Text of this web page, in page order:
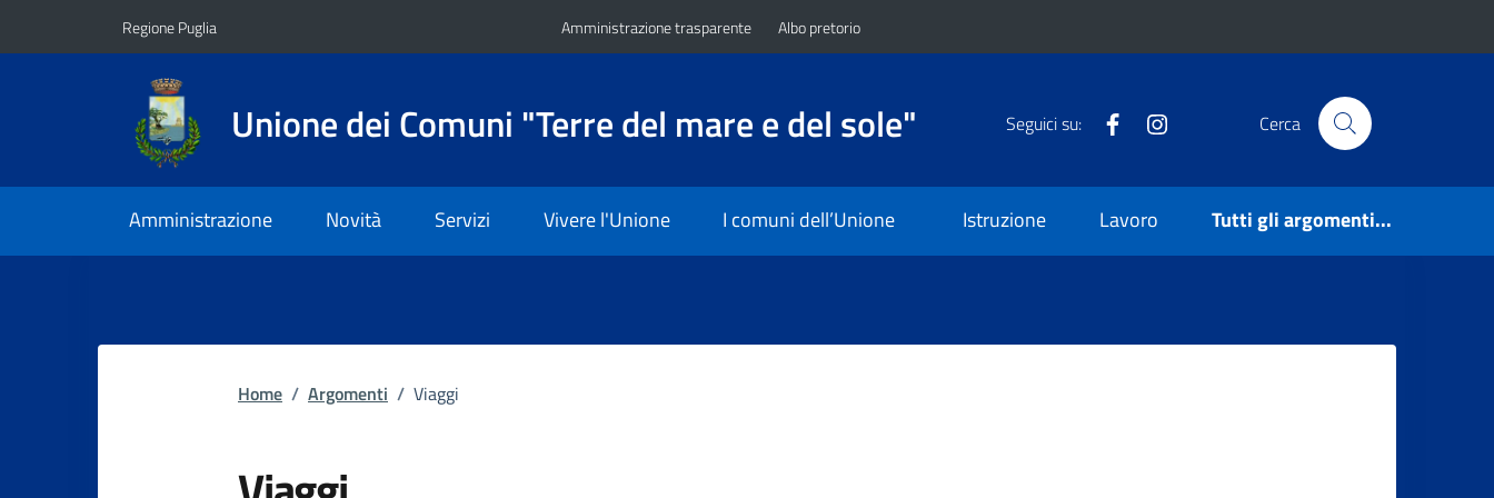
Regione Puglia Amministrazione trasparente Albo pretorio
Unione dei Comuni "Terre del mare e del sole" Seguici su: Facebook Cerca
Amministrazione Novità Servizi Vivere l'Unione I comuni dell’Unione Istruzione Lavoro Tutti gli argomenti...
Home / Argomenti / Viaggi